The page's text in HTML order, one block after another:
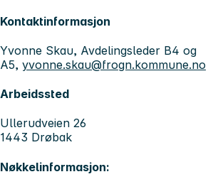
Kontaktinformasjon
Yvonne Skau, Avdelingsleder B4 og
A5, yvonne.skau@frogn.kommune.no
Arbeidssted
Ullerudveien 26
1443 Drøbak
Nøkkelinformasjon: